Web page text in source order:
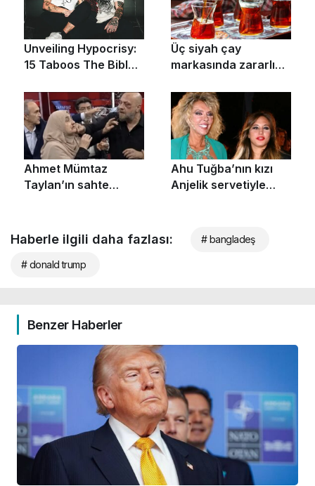
Haberle ilgili daha fazlası: # bangladeş
# donald trump
Benzer Haberler